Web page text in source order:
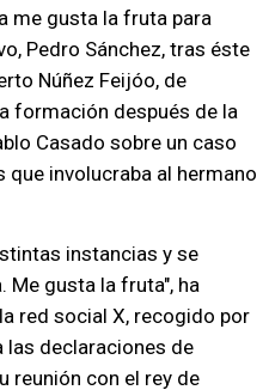
me gusta la fruta para
Pedro Sánchez, tras éste
Núñez Feijóo, de
formación después de la
Casado sobre un caso
involucraba al hermano
instancias y se
Me gusta la fruta", ha
red social X, recogido por
las declaraciones de
reunión con el rey de